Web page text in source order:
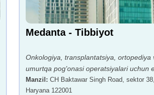
Medanta - Tibbiyot
Onkologiya, transplantatsiya, ortopediya
umurtqa pog'onasi operatsiyalari uchun
Manzil : CH Baktawar Singh Road, sektor
Haryana 122001